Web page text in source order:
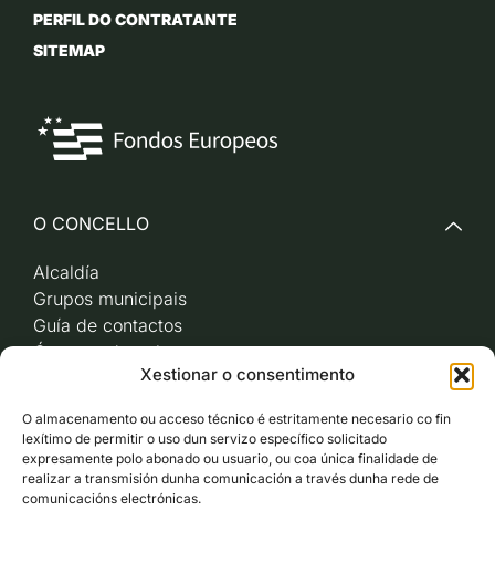
Xestionar o consentimento
O almacenamento ou acceso técnico é estritamente necesario co fin
lexítimo de permitir o uso dun servizo específico solicitado
expresamente polo abonado ou usuario, ou coa única finalidade de
realizar a transmisión dunha comunicación a través dunha rede de
comunicacións electrónicas.
PERFIL DO CONTRATANTE
SITEMAP
O CONCELLO
Alcaldía
Grupos municipais
Guía de contactos
Órganos de goberno
Acceso a videoactas
xunta de goberno local
Imaxe corporativa
CARBALLO AO DÍA